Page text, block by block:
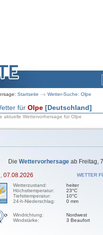
Startseite Wetter-Suche: Olpe
für Olpe [Deutschland]
aktuelle Wettervorhersage für Olpe
Die Wettervorhersage ab Freitag,
07.08.2026
WETTER
Wetterzustand:
Höchsttemperatur:
Tiefsttemperatur:
24-h-Niederschlag:
heiter
23°C
10°C
0 mm
Windrichtung:
Windstärke:
Nordwest
3 Beaufort